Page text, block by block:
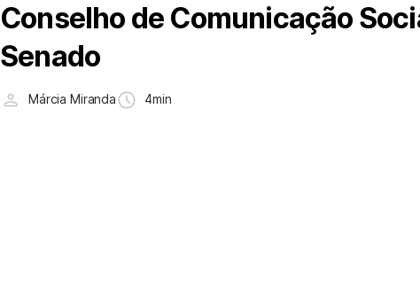
Conselho de Comunicação
Senado
Márcia Miranda 4min